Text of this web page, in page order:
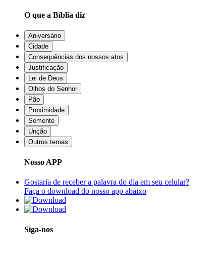
O que a Bíblia diz
Aniversário
Cidade
Consequências dos nossos atos
Justificação
Lei de Deus
Olhos do Senhor
Pão
Proximidade
Semente
Unção
Outros temas
Nosso APP
Gostaria de receber a palavra do dia em seu celular?
Faça o download do nosso app abaixo
Siga-nos